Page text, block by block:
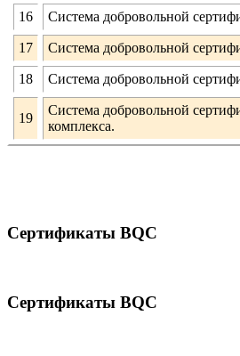
16 Система добровольной
17 Система добровольной
18 Система добровольной
19
Система добровольной
комплекса.
Сертификаты BQC
Сертификаты BQC